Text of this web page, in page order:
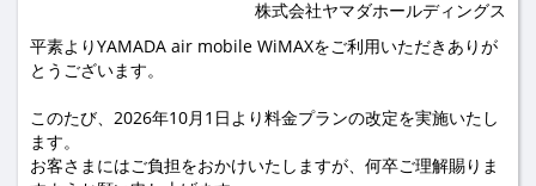
株式会社ヤマダホールディングス
平素よりYAMADA air mobile WiMAXをご利用いただきありが
とうございます。
このたび、2026年10月1日より料金プランの改定を実施いたし
ます。
お客さまにはご負担をおかけいたしますが、何卒ご理解賜りま